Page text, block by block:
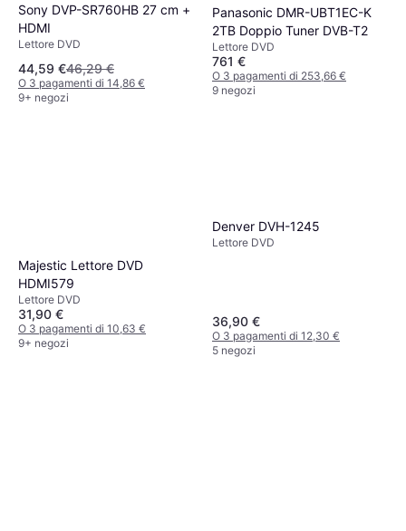
Sony DVP-SR760HB 27 cm +
HDMI
Lettore DVD
44,59 €46,29 €
O 3 pagamenti di 14,86 €
9+ negozi
Panasonic DMR-UBT1EC-K
2TB Doppio Tuner DVB-T2
Lettore DVD
761 €
O 3 pagamenti di 253,66 €
9 negozi
Majestic Lettore DVD
HDMI579
Lettore DVD
31,90 €
O 3 pagamenti di 10,63 €
9+ negozi
Denver DVH-1245
Lettore DVD
36,90 €
O 3 pagamenti di 12,30 €
5 negozi